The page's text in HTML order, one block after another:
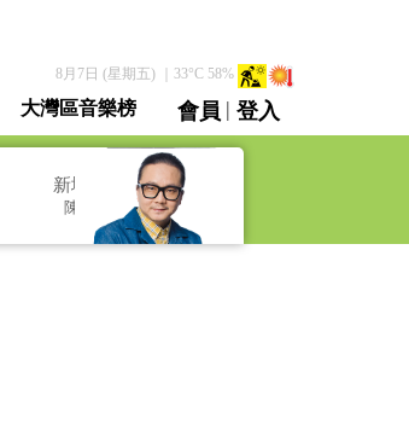
8月7日 (星期五)｜ 33°C 58%
大灣區音樂榜 會員 | 登入
直播 / 重溫
新城文化會館 - 混音. 樂 [Culture Club - The
陳有輝 陳有輝